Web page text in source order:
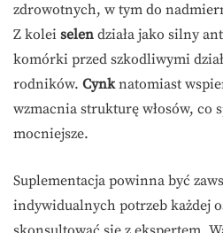
zdrowotnych, w tym do
Z kolei selen działa jako silny
komórki przed szkodliwymi
rodników. Cynknatomiast
wzmacnia strukturę włosów, co
mocniejsze.
Suplementacja powinna być
indywidualnych potrzeb każdej